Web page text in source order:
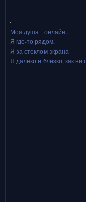
Моя душа - онлайн..
Я где-то рядом,
Я за стеклом экрана
Я далеко и близко, как ни